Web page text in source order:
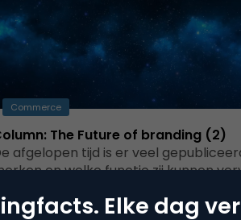
Commerce
The Future of branding (2)
afgelopen tijd is er veel
en welke functie zij kunnen
Elke dag